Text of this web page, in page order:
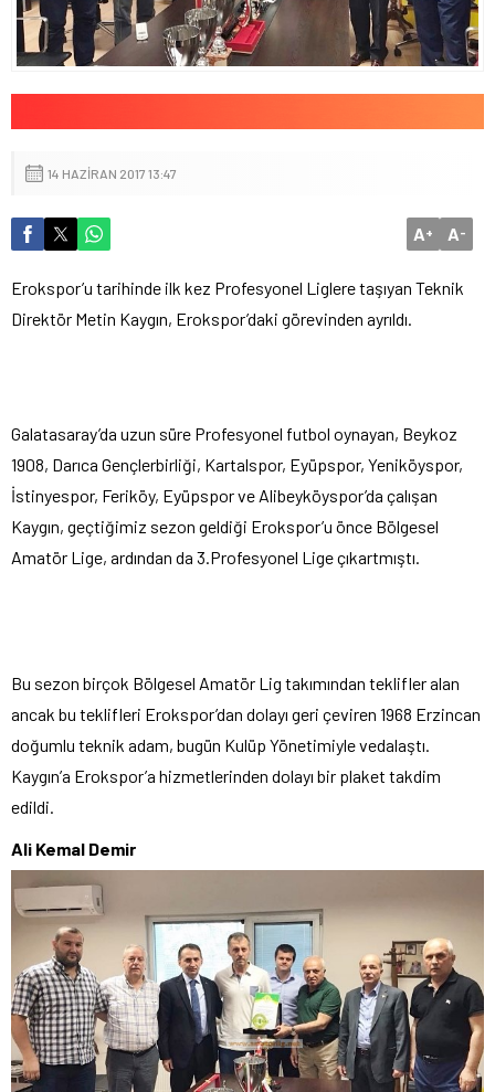
14 HAZIRAN 2017 13:47
A+ A-
Erokspor’u tarihinde ilk kez Profesyonel Liglere taşıyan Teknik
Direktör Metin Kaygın, Erokspor’daki görevinden ayrıldı.
Galatasaray’da uzun süre Profesyonel futbol oynayan, Beykoz
1908, Darıca Gençlerbirliği, Kartalspor, Eyüpspor, Yeniköyspor,
İstinyespor, Feriköy, Eyüpspor ve Alibeyköyspor’da çalışan
Kaygın, geçtiğimiz sezon geldiği Erokspor’u önce Bölgesel
Amatör Lige, ardından da 3.Profesyonel Lige çıkartmıştı.
Bu sezon birçok Bölgesel Amatör Lig takımından teklifler alan
ancak bu teklifleri Erokspor’dan dolayı geri çeviren 1968 Erzincan
doğumlu teknik adam, bugün Kulüp Yönetimiyle vedalaştı.
Kaygın’a Erokspor’a hizmetlerinden dolayı bir plaket takdim
edildi.
Ali Kemal Demir